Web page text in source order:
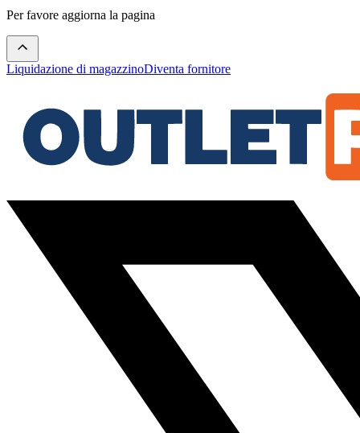
Per favore aggiorna la pagina
Liquidazione di magazzinoDiventa fornitore